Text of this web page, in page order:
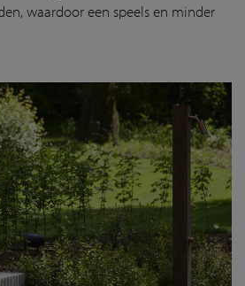
waardoor een speels en minder